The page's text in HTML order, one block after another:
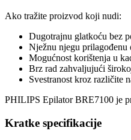
Ako tražite proizvod koji nudi:
Dugotrajnu glatkoću bez
Nježnu njegu
Mogućnost korištenja u
Brz rad zahvaljujući
Svestranost kroz različite
PHILIPS Epilator BRE7100 je
Kratke specifikacije